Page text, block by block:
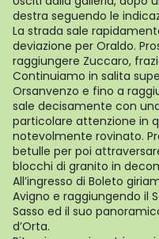
destra seguendo le
La strada sale
deviazione per Oraldo.
raggiungere Zuccaro,
Continuiamo in salita
Orsanvenzo e fino a
sale decisamente con
particolare attenzione in
notevolmente rovinato.
betulle per poi
blocchi di granito in
All’ingresso di Boleto
Avigno e raggiungendo il
Sasso ed il suo
d’Orta.